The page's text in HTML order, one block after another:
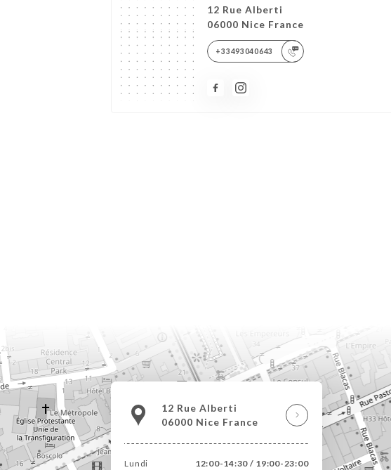
12 Rue Alberti
06000 Nice France
+33493040643
12 Rue Alberti
06000 Nice France
Lundi
12:00-14:30 / 19:00-23:00